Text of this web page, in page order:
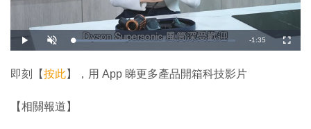
播
放
開
啟
載
入
3
剩
-1:35
全
螢
即刻【按此】，用 App 睇更多產品開箱科技影片
【相關報道】